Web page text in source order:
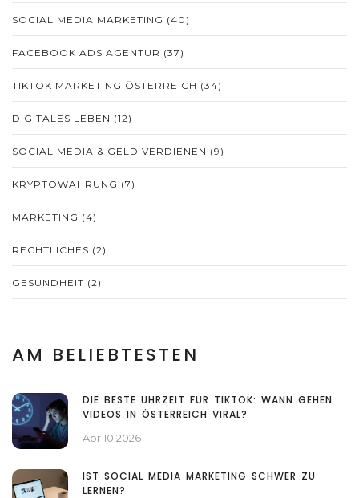
SOCIAL MEDIA MARKETING (40)
FACEBOOK ADS AGENTUR (37)
TIKTOK MARKETING ÖSTERREICH (34)
DIGITALES LEBEN (12)
SOCIAL MEDIA & GELD VERDIENEN (9)
KRYPTOWÄHRUNG (7)
MARKETING (4)
RECHTLICHES (2)
GESUNDHEIT (2)
AM BELIEBTESTEN
DIE BESTE UHRZEIT FÜR TIKTOK: WANN GEHEN
VIDEOS IN ÖSTERREICH VIRAL?
Apr 10 2026
IST SOCIAL MEDIA MARKETING SCHWER ZU
LERNEN?